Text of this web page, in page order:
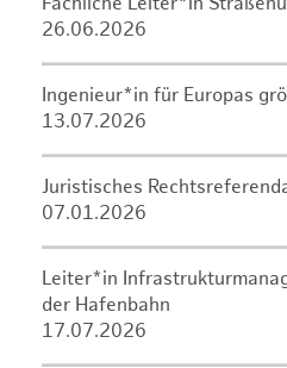
26.06.2026
Ingenieur*in für Europas
13.07.2026
Juristisches
07.01.2026
Leiter*in
der Hafenbahn
17.07.2026